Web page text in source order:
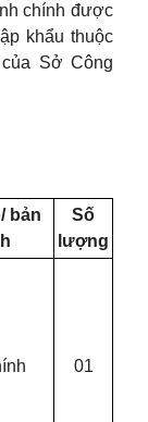
chính được
khẩu thuộc
Sở Công
bản
Số
lượng
01